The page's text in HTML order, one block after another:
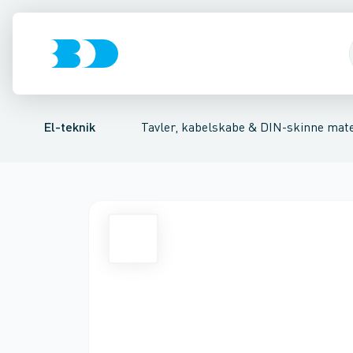
El-teknik Tavler, kabelskabe & DIN-skinne
Afbrydere, stikkontakter & lampeudtag
Tavler, kapsling og rackskabeFordelings-/
Afgangsbox for kanalskinne Tilgangsboks for